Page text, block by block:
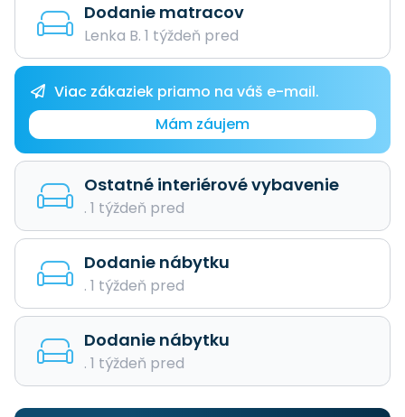
Dodanie matracov
Lenka B. 1 týždeň pred
Viac zákaziek priamo na váš e-mail.
Mám záujem
Ostatné interiérové vybavenie
. 1 týždeň pred
Dodanie nábytku
. 1 týždeň pred
Dodanie nábytku
. 1 týždeň pred